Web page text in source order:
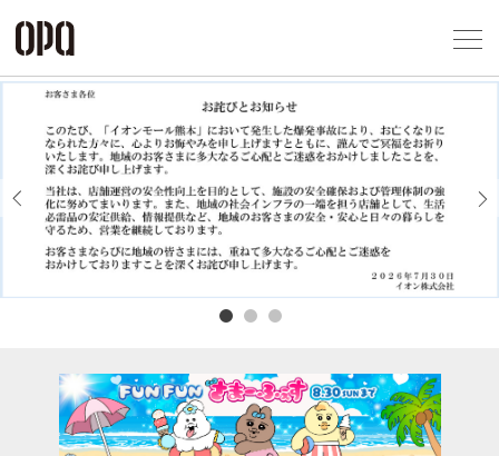
Previous
企業情報
お問い合わせ
プライバシ
ソーシャル